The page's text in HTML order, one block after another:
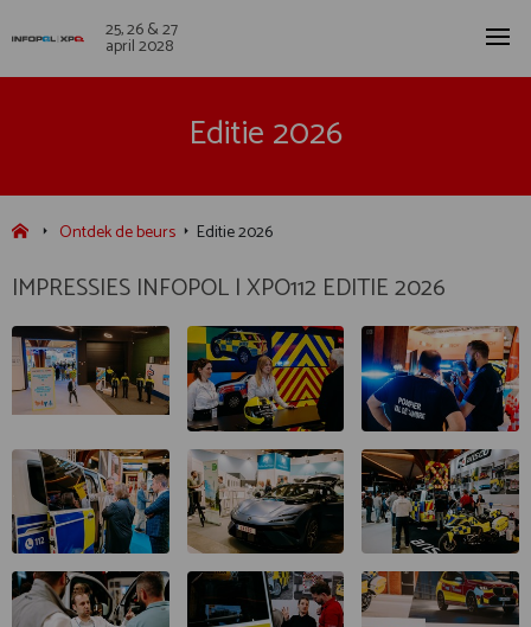
25, 26 & 27
april 2028
Editie 2026
Ontdek de beurs Editie 2026
IMPRESSIES INFOPOL | XPO112 EDITIE 2026